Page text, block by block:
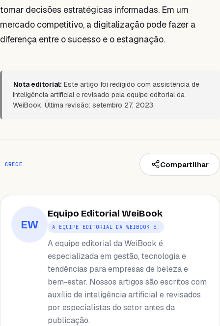
tomar decisões estratégicas informadas. Em um
mercado competitivo, a digitalização pode fazer a
diferença entre o sucesso e o estagnação.
Nota editorial: Este artigo foi redigido com assistência de
inteligência artificial e revisado pela equipe editorial da
WeiBook. Última revisão: setembro 27, 2023.
CRECE Compartilhar
EW
Equipo Editorial WeiBook
A EQUIPE EDITORIAL DA WEIBOOK É…
A equipe editorial da WeiBook é
especializada em gestão, tecnologia e
tendências para empresas de beleza e
bem-estar. Nossos artigos são escritos com
auxílio de inteligência artificial e revisados ​​
por especialistas do setor antes da
publicação.